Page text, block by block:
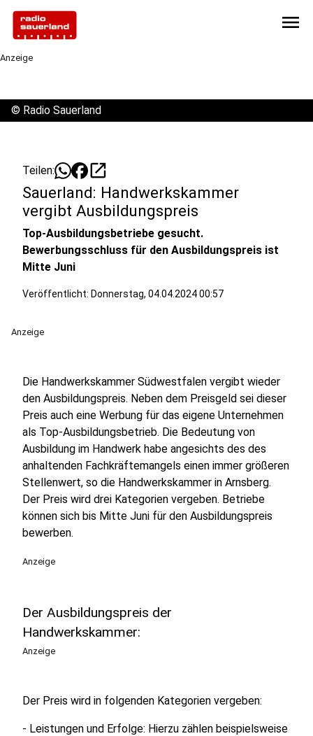
menu
Anzeige
© Radio Sauerland
Teilen: open_in_new
Sauerland: Handwerkskammer
vergibt Ausbildungspreis
Top-Ausbildungsbetriebe gesucht.
Bewerbungsschluss für den Ausbildungspreis ist
Mitte Juni
Veröffentlicht: Donnerstag, 04.04.2024 00:57
Anzeige
Die Handwerkskammer Südwestfalen vergibt wieder
den Ausbildungspreis. Neben dem Preisgeld sei dieser
Preis auch eine Werbung für das eigene Unternehmen
als Top-Ausbildungsbetrieb. Die Bedeutung von
Ausbildung im Handwerk habe angesichts des des
anhaltenden Fachkräftemangels einen immer größeren
Stellenwert, so die Handwerkskammer in Arnsberg.
Der Preis wird drei Kategorien vergeben. Betriebe
können sich bis Mitte Juni für den Ausbildungspreis
bewerben.
Anzeige
Der Ausbildungspreis der
Handwerkskammer:
Anzeige
Der Preis wird in folgenden Kategorien vergeben:
- Leistungen und Erfolge: Hierzu zählen beispielsweise